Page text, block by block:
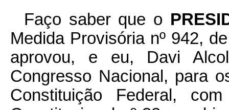
Faço saber que o
Medida Provisória nº 942,
aprovou, e eu, Davi
Congresso Nacional, para
Constituição Federal,